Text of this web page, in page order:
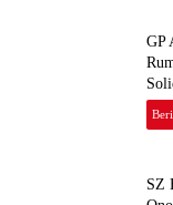
GP
SZ